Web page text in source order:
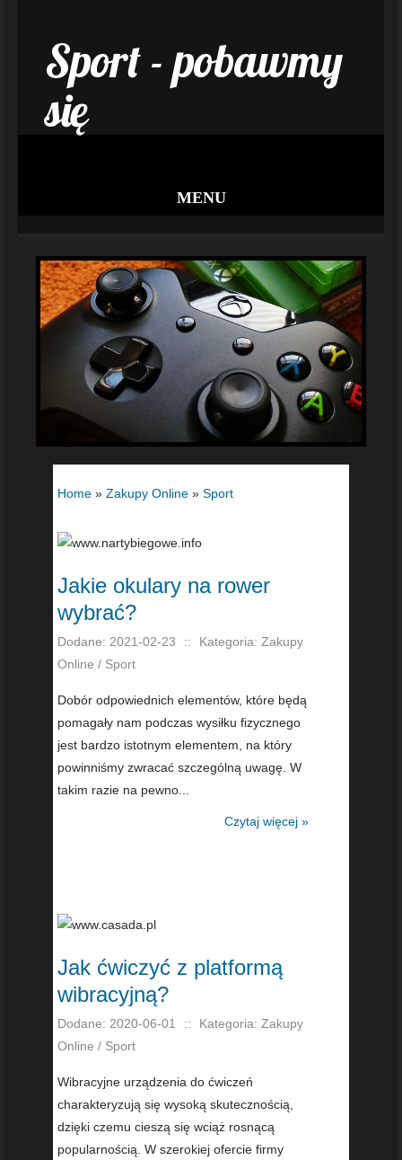
Sport - pobawmy
się
MENU
Home » Zakupy Online » Sport
Jakie okulary na rower
wybrać?
Dodane: 2021-02-23 ::
Kategoria: Zakupy
Online / Sport
Dobór odpowiednich elementów, które będą
pomagały nam podczas wysiłku fizycznego
jest bardzo istotnym elementem, na który
powinniśmy zwracać szczególną uwagę. W
takim razie na pewno...
Czytaj więcej »
Jak ćwiczyć z platformą
wibracyjną?
Dodane: 2020-06-01 ::
Kategoria: Zakupy
Online / Sport
Wibracyjne urządzenia do ćwiczeń
charakteryzują się wysoką skutecznością,
dzięki czemu cieszą się wciąż rosnącą
popularnością. W szerokiej ofercie firmy